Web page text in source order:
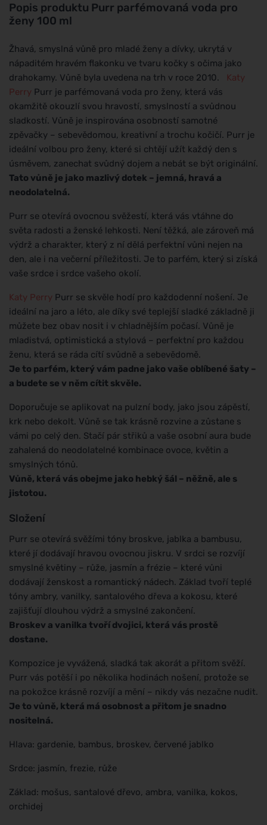
Popis produktu Purr parfémovaná voda pro
ženy 100 ml
Žhavá, smyslná vůně pro mladé ženy a dívky, ukrytá v
nápaditém hravém flakonku ve tvaru kočky s očima jako
drahokamy. Vůně byla uvedena na trh v roce 2010.
Katy
Perry Purr je parfémovaná voda pro ženy, která vás
okamžitě okouzlí svou hravostí, smyslností a svůdnou
sladkostí. Vůně je inspirována osobností samotné
zpěvačky – sebevědomou, kreativní a trochu kočičí. Purr je
ideální volbou pro ženy, které si chtějí užít každý den s
úsměvem, zanechat svůdný dojem a nebát se být originální.
Tato vůně je jako mazlivý dotek – jemná, hravá a
neodolatelná.
Purr se otevírá ovocnou svěžestí, která vás vtáhne do
světa radosti a ženské lehkosti. Není těžká, ale zároveň má
výdrž a charakter, který z ní dělá perfektní vůni nejen na
den, ale i na večerní příležitosti. Je to parfém, který si získá
vaše srdce i srdce vašeho okolí.
Katy Perry Purr se skvěle hodí pro každodenní nošení. Je
ideální na jaro a léto, ale díky své teplejší sladké základně ji
můžete bez obav nosit i v chladnějším počasí. Vůně je
mladistvá, optimistická a stylová – perfektní pro každou
ženu, která se ráda cítí svůdně a sebevědomě.
Je to parfém, který vám padne jako vaše oblíbené šaty –
a budete se v něm cítit skvěle.
Doporučuje se aplikovat na pulzní body, jako jsou zápěstí,
krk nebo dekolt. Vůně se tak krásně rozvine a zůstane s
vámi po celý den. Stačí pár střiků a vaše osobní aura bude
zahalená do neodolatelné kombinace ovoce, květin a
smyslných tónů.
Vůně, která vás obejme jako hebký šál – něžně, ale s
jistotou.
Složení
Purr se otevírá svěžími tóny broskve, jablka a bambusu,
které jí dodávají hravou ovocnou jiskru. V srdci se rozvíjí
smyslné květiny – růže, jasmín a frézie – které vůni
dodávají ženskost a romantický nádech. Základ tvoří teplé
tóny ambry, vanilky, santalového dřeva a kokosu, které
zajišťují dlouhou výdrž a smyslné zakončení.
Broskev a vanilka tvoří dvojici, která vás prostě
dostane.
Kompozice je vyvážená, sladká tak akorát a přitom svěží.
Purr vás potěší i po několika hodinách nošení, protože se
na pokožce krásně rozvíjí a mění – nikdy vás nezačne nudit.
Je to vůně, která má osobnost a přitom je snadno
nositelná.
Hlava: gardenie, bambus, broskev, červené jablko
Srdce: jasmín, frezie, růže
Základ: mošus, santalové dřevo, ambra, vanilka, kokos,
orchidej